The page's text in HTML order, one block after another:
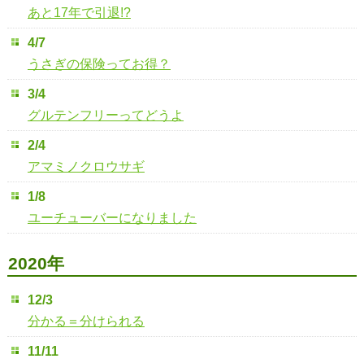
あと17年で引退!?
4/7
うさぎの保険ってお得？
3/4
グルテンフリーってどうよ
2/4
アマミノクロウサギ
1/8
ユーチューバーになりました
2020年
12/3
分かる＝分けられる
11/11